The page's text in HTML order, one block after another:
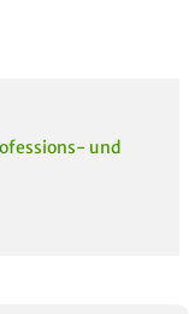
und